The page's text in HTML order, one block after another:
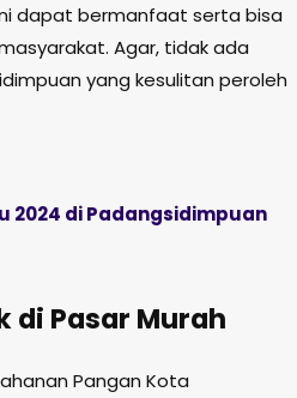
dapat bermanfaat serta bisa
Agar, tidak ada
yang kesulitan peroleh
2024 di Padangsidimpuan
di Pasar Murah
Pangan Kota